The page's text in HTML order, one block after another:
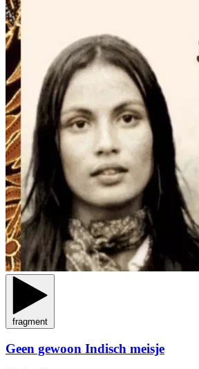
fragment
Geen gewoon Indisch meisje